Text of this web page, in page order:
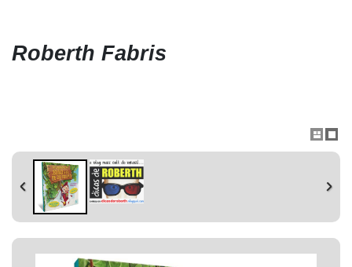
Roberth Fabris